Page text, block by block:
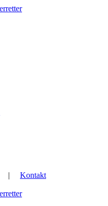
|
Kontakt